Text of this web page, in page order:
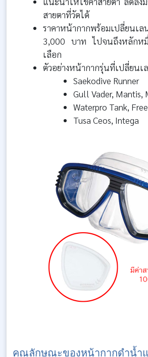
สายตาที่วัดได้
ราคาหน้ากากพร้อมเปลี่ยนเ
3,000 บาท ไปจนถึงหลัก
เลือก
ตัวอย่างหน้ากากรุ่นที่เปลี่ยนเ
Saekodive Runner
Gull Vader, Mantis,
Waterpro Tank,
Tusa Ceos, Intega
คุณลักษณะของหน้ากากดำน้ำ